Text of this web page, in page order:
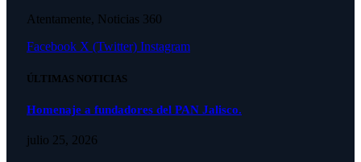
Atentamente, Noticias 360
Facebook X (Twitter) Instagram
ÚLTIMAS NOTICIAS
Homenaje a fundadores del PAN Jalisco.
julio 25, 2026